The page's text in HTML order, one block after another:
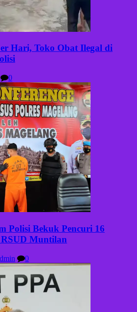
Hari, Toko Obat Ilegal di
0
Polisi Bekuk Pencuri 16
Muntilan
0